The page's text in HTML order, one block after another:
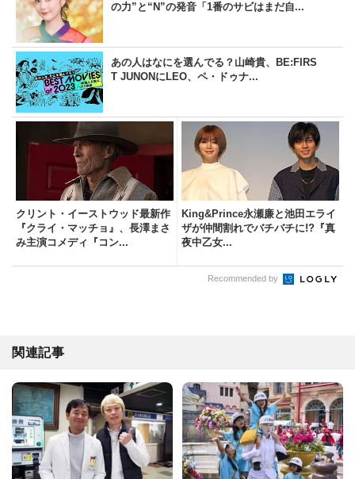
の力”と“N”の発音「1番のサビはまだ自...
あの人はなにを選んでる？山崎貴、BE:FIRS
T JUNONにLEO、ペ・ドゥナ...
クリント・イーストウッド最新作
『クライ・マッチョ』、長澤まさ
み主演コメディ『コン...
King&Prince永瀬廉と池田エライ
ザが仲間割れでバチバチに!?『真
夜中乙女...
Recommended by
関連記事